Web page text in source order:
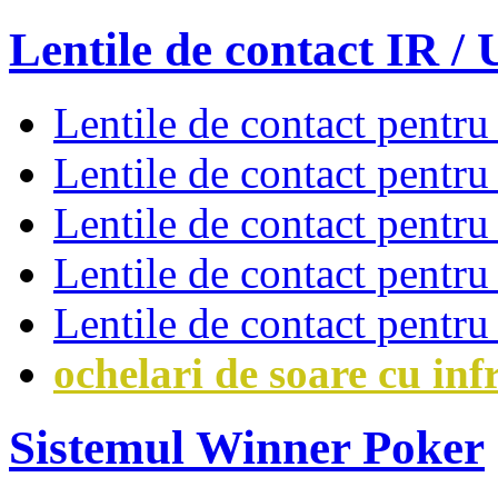
Lentile de contact IR /
Lentile de contact
Lentile de contact
Lentile de contact
Lentile de contact
Lentile de contact
ochelari de soare cu
Sistemul Winner Poker